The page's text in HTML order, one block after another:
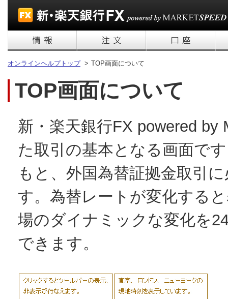
オンラインヘルプトップ> TOP画面について
TOP画面について
新・楽天銀行FX powered by
た取引の基本となる画面で
もと、外国為替証拠金取引
す。為替レートが変化する
場のダイナミックな変化を
できます。